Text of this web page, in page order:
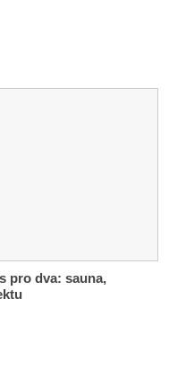
pro dva: sauna,